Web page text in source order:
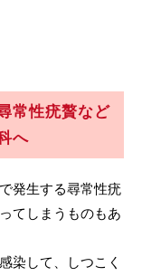
常性疣贅など
へ
発生する尋常性疣
てしまうものもあ
染して、しつこく